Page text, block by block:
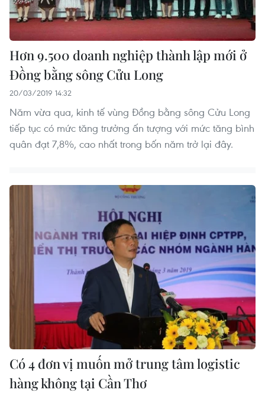
Hơn 9.500 doanh nghiệp thành lập mới ở
Đồng bằng sông Cửu Long
20/03/2019 14:32
Năm vừa qua, kinh tế vùng Đồng bằng sông Cửu Long
tiếp tục có mức tăng trưởng ấn tượng với mức tăng bình
quân đạt 7,8%, cao nhất trong bốn năm trở lại đây.
Có 4 đơn vị muốn mở trung tâm logistic
hàng không tại Cần Thơ